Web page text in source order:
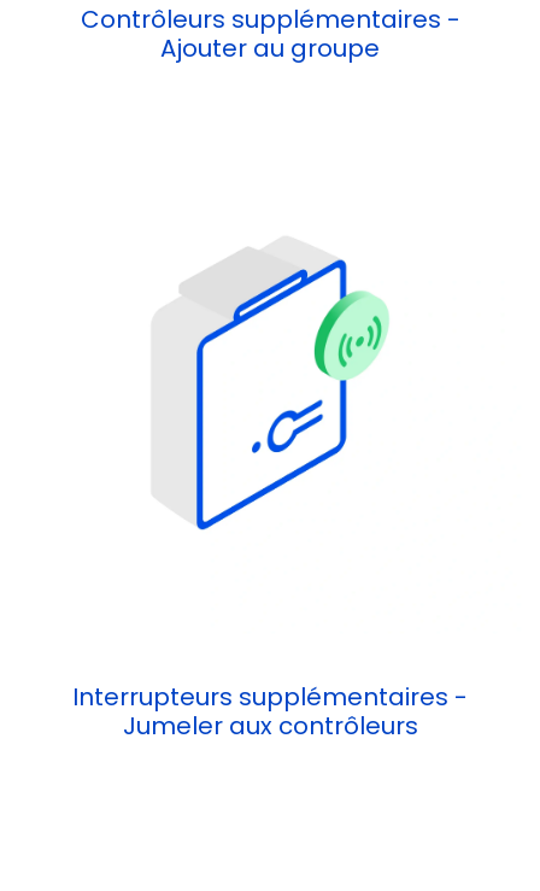
Contrôleurs supplémentaires -
Ajouter au groupe
Interrupteurs supplémentaires -
Jumeler aux contrôleurs